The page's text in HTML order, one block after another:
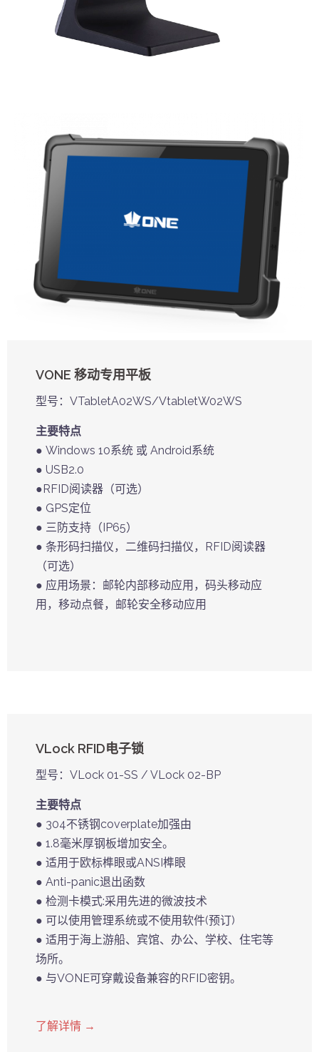
VONE 移动专用平板
型号：VTabletA02WS/VtabletW02WS
主要特点
● Windows 10系统 或 Android系统
● USB2.0
●RFID阅读器（可选）
● GPS定位
● 三防支持（IP65）
● 条形码扫描仪，二维码扫描仪，RFID阅读器
（可选）
● 应用场景：邮轮内部移动应用，码头移动应
用，移动点餐，邮轮安全移动应用
VLock RFID电子锁
型号：VLock 01-SS / VLock 02-BP
主要特点
● 304不锈钢coverplate加强由
● 1.8毫米厚钢板增加安全。
● 适用于欧标榫眼或ANSI榫眼
● Anti-panic退出函数
● 检测卡模式:采用先进的微波技术
● 可以使用管理系统或不使用软件(预订)
● 适用于海上游船、宾馆、办公、学校、住宅等
场所。
● 与VONE可穿戴设备兼容的RFID密钥。
了解详情 →